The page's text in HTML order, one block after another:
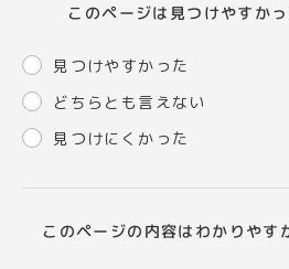
このページは見つけやすか
見つけやすかった
どちらとも言えない
見つけにくかった
このページの内容はわかりやす